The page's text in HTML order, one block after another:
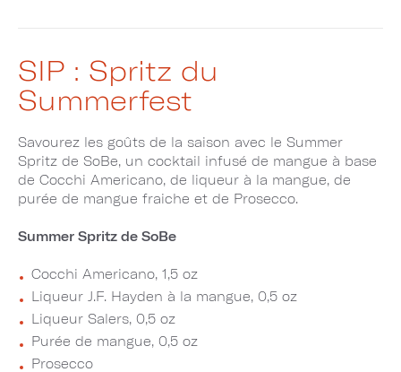
SIP : Spritz du
Summerfest
Savourez les goûts de la saison avec le Summer
Spritz de SoBe, un cocktail infusé de mangue à base
de Cocchi Americano, de liqueur à la mangue, de
purée de mangue fraiche et de Prosecco.
Summer Spritz de SoBe
Cocchi Americano, 1,5 oz
Liqueur J.F. Hayden à la mangue, 0,5 oz
Liqueur Salers, 0,5 oz
Purée de mangue, 0,5 oz
Prosecco